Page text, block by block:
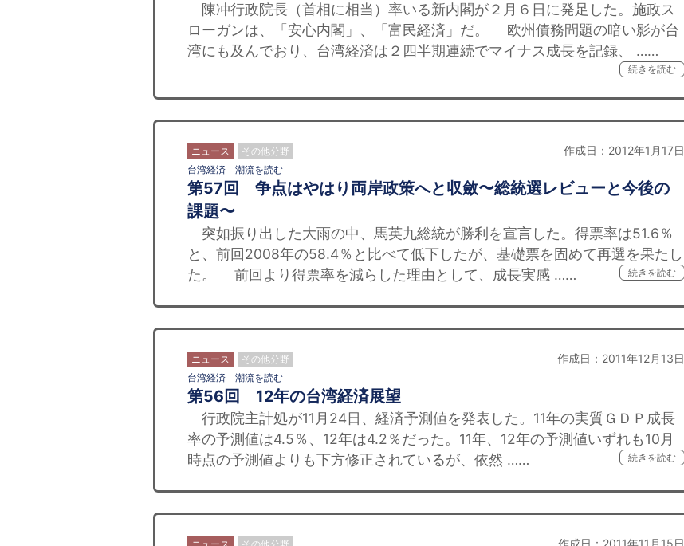
陳冲行政院長（首相に相当）率いる新内閣が２月６日に発足した。施政ス
ローガンは、「安心内閣」、「富民経済」だ。 欧州債務問題の暗い影が台
湾にも及んでおり、台湾経済は２四半期連続でマイナス成長を記録、 ……
続きを読む
ニュース その他分野 作成日：2012年1月17日
台湾経済 潮流を読む
第57回 争点はやはり両岸政策へと収斂〜総統選レビューと今後の
課題〜
突如振り出した大雨の中、馬英九総統が勝利を宣言した。得票率は51.6％
と、前回2008年の58.4％と比べて低下したが、基礎票を固めて再選を果たし
た。 前回より得票率を減らした理由として、成長実感 ……
続きを読む
ニュース その他分野 作成日：2011年12月13日
台湾経済 潮流を読む
第56回 12年の台湾経済展望
行政院主計処が11月24日、経済予測値を発表した。11年の実質ＧＤＰ成長
率の予測値は4.5％、12年は4.2％だった。11年、12年の予測値いずれも10月
時点の予測値よりも下方修正されているが、依然 ……
続きを読む
作成日：2011年11月15日